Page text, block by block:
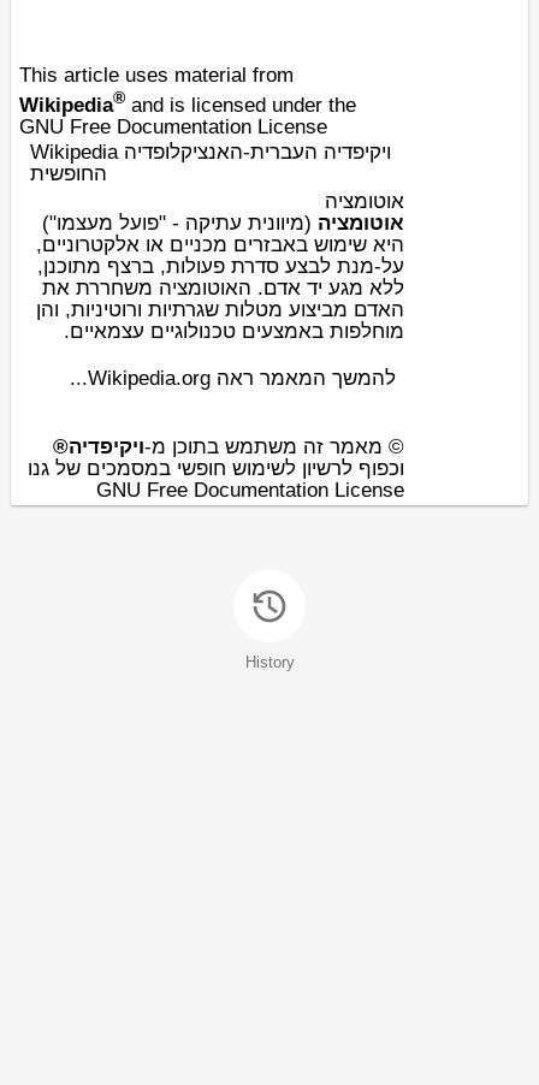
This article uses material from
Wikipedia® and is licensed under the
GNU Free Documentation License
Wikipedia ויקיפדיה העברית-האנציקלופדיה
החופשית
אוטומציה
אוטומציה (מיוונית עתיקה - "פועל מעצמו")
היא שימוש באבזרים מכניים או אלקטרוניים,
על-מנת לבצע סדרת פעולות, ברצף מתוכנן,
ללא מגע יד אדם. האוטומציה משחררת את
האדם מביצוע מטלות שגרתיות ורוטיניות, והן
מוחלפות באמצעים טכנולוגיים עצמאיים.
להמשך המאמר ראה Wikipedia.org...
© מאמר זה משתמש בתוכן מ-ויקיפדיה®
וכפוף לרשיון לשימוש חופשי במסמכים של גנו
GNU Free Documentation License
History